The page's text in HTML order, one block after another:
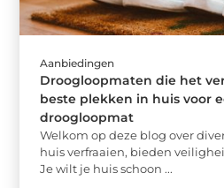
Aanbiedingen
Droogloopmaten die het
beste plekken in huis voor
droogloopmat
Welkom op deze blog over
huis verfraaien, bieden
Je wilt je huis schoon ...